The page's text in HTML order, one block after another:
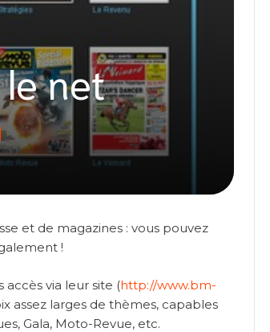
net
et de magazines : vous pouvez
!
via leur site (http://www.bm-
assez larges de thèmes, capables
Gala, Moto-Revue, etc.